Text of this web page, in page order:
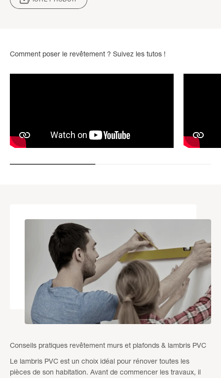
Comment poser le revêtement ? Suivez les tutos !
Conseils pratiques revêtement murs et plafonds & lambris PVC
Le lambris PVC est un choix idéal pour rénover toutes les
pièces de son habitation. Avant de commencer les travaux, il